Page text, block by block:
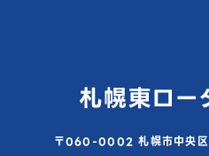
〒060-0002 札幌市中央区